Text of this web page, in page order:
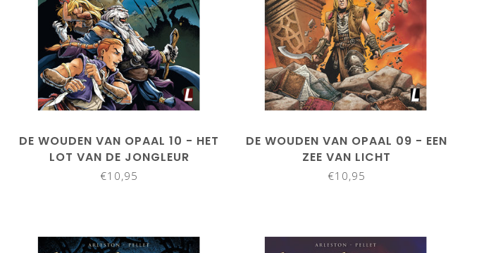
DE WOUDEN VAN OPAAL 10 - HET
LOT VAN DE JONGLEUR
€10,95
DE WOUDEN VAN OPAAL 09 - EEN
ZEE VAN LICHT
€10,95